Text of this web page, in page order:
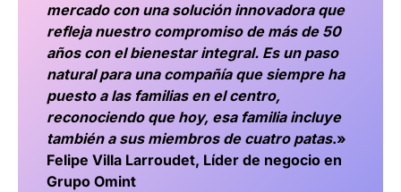
mercado con una solución innovadora que
refleja nuestro compromiso de más de 50
años con el bienestar integral. Es un paso
natural para una compañía que siempre ha
puesto a las familias en el centro,
reconociendo que hoy, esa familia incluye
también a sus miembros de cuatro patas.»
Felipe Villa Larroudet, Líder de negocio en
Grupo Omint